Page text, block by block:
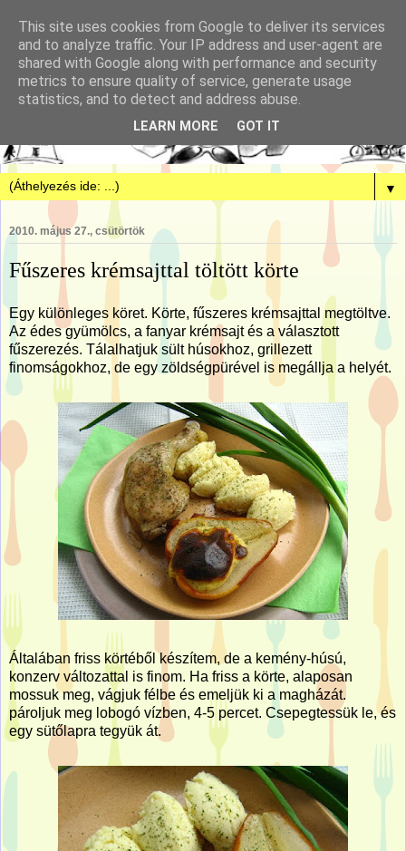
▼
2010. május 27., csütörtök
Fűszeres krémsajttal töltött körte
Egy különleges köret. Körte, fűszeres krémsajttal megtöltve.
Az édes gyümölcs, a fanyar krémsajt és a választott
fűszerezés. Tálalhatjuk sült húsokhoz, grillezett
finomságokhoz, de egy zöldségpürével is megállja a helyét.
Általában friss körtéből készítem, de a kemény-húsú,
konzerv változattal is finom. Ha friss a körte, alaposan
mossuk meg, vágjuk félbe és emeljük ki a magházát.
pároljuk meg lobogó vízben, 4-5 percet. Csepegtessük le, és
egy sütőlapra tegyük át.
This site uses cookies from Google to deliver its services
and to analyze traffic. Your IP address and user-agent are
shared with Google along with performance and security
metrics to ensure quality of service, generate usage
statistics, and to detect and address abuse.
LEARN MORE GOT IT